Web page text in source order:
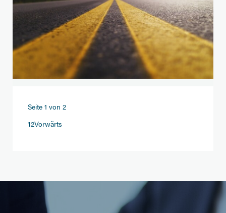
Seite 1 von 2
12Vorwärts